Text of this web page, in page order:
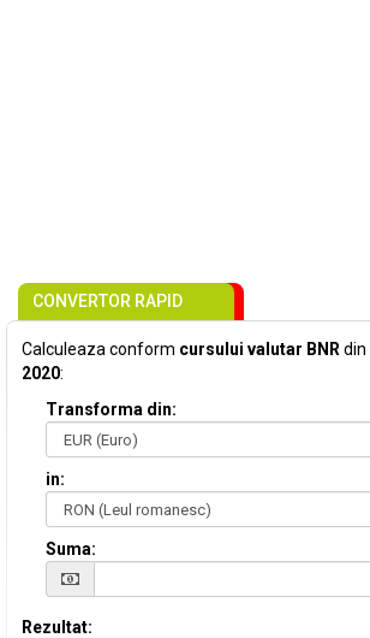
CONVERTOR RAPID
Calculeaza conform cursului valutar BNR din
2020:
Transforma din:
in:
Suma:
Rezultat: